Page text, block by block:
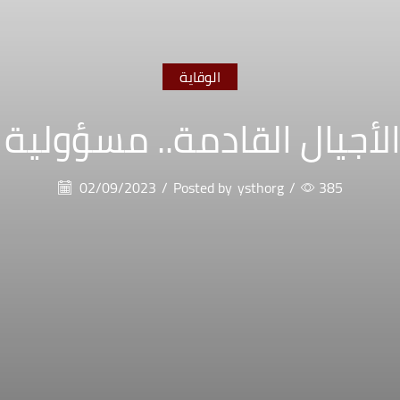
الوقاية
القادمة..
02/09/2023 / Posted by ysthorg / 385